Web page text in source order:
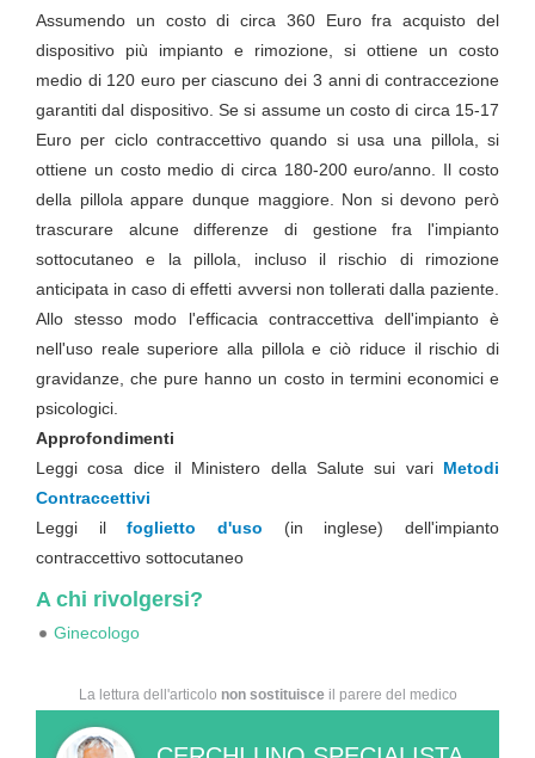
Assumendo un costo di circa 360 Euro fra acquisto del
dispositivo più impianto e rimozione, si ottiene un costo
medio di 120 euro per ciascuno dei 3 anni di contraccezione
garantiti dal dispositivo. Se si assume un costo di circa 15-17
Euro per ciclo contraccettivo quando si usa una pillola, si
ottiene un costo medio di circa 180-200 euro/anno. Il costo
della pillola appare dunque maggiore. Non si devono però
trascurare alcune differenze di gestione fra l'impianto
sottocutaneo e la pillola, incluso il rischio di rimozione
anticipata in caso di effetti avversi non tollerati dalla paziente.
Allo stesso modo l'efficacia contraccettiva dell'impianto è
nell'uso reale superiore alla pillola e ciò riduce il rischio di
gravidanze, che pure hanno un costo in termini economici e
psicologici.
Approfondimenti
Leggi cosa dice il Ministero della Salute sui vari Metodi
Contraccettivi
Leggi ilfoglietto d'uso (in inglese) dell'impianto
contraccettivo sottocutaneo
A chi rivolgersi?
Ginecologo
La lettura dell'articolo non sostituisce il parere del medico